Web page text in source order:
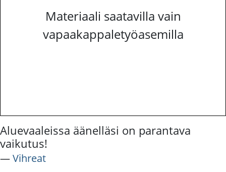
Materiaali saatavilla vain
vapaakappaletyöasemilla
Aluevaaleissa äänelläsi on parantava
vaikutus!
―Vihreat